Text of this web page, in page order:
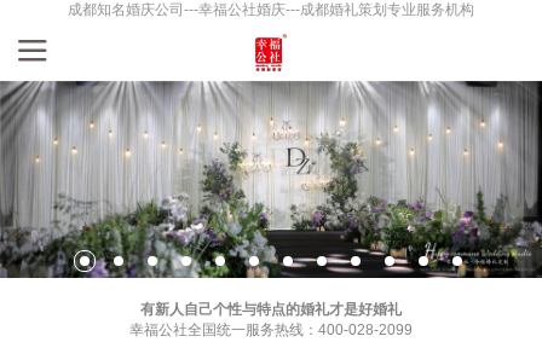
成都知名婚庆公司---幸福公社婚庆---成都婚礼策划专业服务机构
有新人自己个性与特点的婚礼才是好婚礼
幸福公社全国统一服务热线：400-028-2099